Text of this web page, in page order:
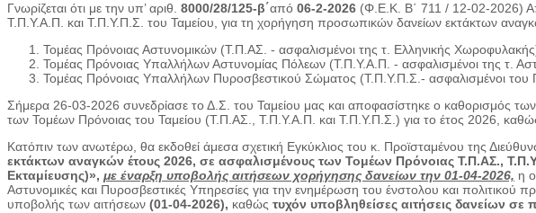
Γνωρίζεται ότι με την υπ’ αριθ. 8000/28/125-β΄από 06-2-2026 (Φ.Ε.Κ. Β΄ 711 / 12-02-2026)
Τ.Π.Υ.Α.Π. και Τ.Π.Υ.Π.Σ. του Ταμείου, για τη χορήγηση προσωπικών δανείων εκτάκτων
Τομέας Πρόνοιας Αστυνομικών (Τ.Π.ΑΣ. - ασφαλισμένοι της τ. Ελληνικής
Τομέας Πρόνοιας Υπαλλήλων Αστυνομίας Πόλεων (Τ.Π.Υ.Α.Π. - ασφαλισμένοι της τ.
Τομέας Πρόνοιας Υπαλλήλων Πυροσβεστικού Σώματος (Τ.Π.Υ.Π.Σ.- ασφαλισμένοι
Σήμερα 26-03-2026 συνεδρίασε το Δ.Σ. του Ταμείου μας και αποφασίστηκε ο καθορισμός
των Τομέων Πρόνοιας του Ταμείου (Τ.Π.ΑΣ., Τ.Π.Υ.Α.Π. και Τ.Π.Υ.Π.Σ.) για το έτος 2026, καθώς
Κατόπιν των ανωτέρω, θα εκδοθεί άμεσα σχετική Εγκύκλιος του κ. Προϊσταμένου της
εκτάκτων αναγκών έτους 2026, σε ασφαλισμένους των Τομέων Πρόνοιας Τ.Π.ΑΣ.,
Εκταμίευσης)», με έναρξη υποβολής αιτήσεων χορήγησης δανείων την 01-04-2026, η
Αστυνομικές και Πυροσβεστικές Υπηρεσίες για την ενημέρωση του ένστολου και
υποβολής των αιτήσεων (01-04-2026), καθώς τυχόν υποβληθείσες αιτήσεις δανείων σε